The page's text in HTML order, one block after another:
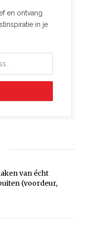
en ontvang
in je
van écht
(voordeur,